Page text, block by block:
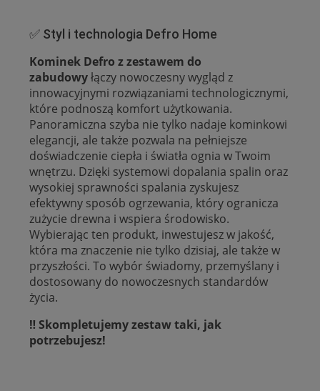
✅ Styl i technologia Defro Home
Kominek Defro z zestawem do
zabudowyłączy nowoczesny wygląd z
innowacyjnymi rozwiązaniami technologicznymi,
które podnoszą komfort użytkowania.
Panoramiczna szyba nie tylko nadaje kominkowi
elegancji, ale także pozwala na pełniejsze
doświadczenie ciepła i światła ognia w Twoim
wnętrzu. Dzięki systemowi dopalania spalin oraz
wysokiej sprawności spalania zyskujesz
efektywny sposób ogrzewania, który ogranicza
zużycie drewna i wspiera środowisko.
Wybierając ten produkt, inwestujesz w jakość,
która ma znaczenie nie tylko dzisiaj, ale także w
przyszłości. To wybór świadomy, przemyślany i
dostosowany do nowoczesnych standardów
życia.
‼️ Skompletujemy zestaw taki, jak
potrzebujesz!